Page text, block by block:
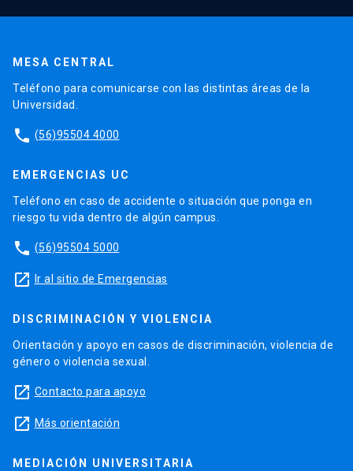
MESA CENTRAL
Teléfono para comunicarse con las distintas áreas de la
Universidad.
phone (56)95504 4000
EMERGENCIAS UC
Teléfono en caso de accidente o situación que ponga en
riesgo tu vida dentro de algún campus.
phone (56)95504 5000
launch Ir al sitio de Emergencias
DISCRIMINACIÓN Y VIOLENCIA
Orientación y apoyo en casos de discriminación, violencia de
género o violencia sexual.
launch Contacto para apoyo
launch Más orientación
MEDIACIÓN UNIVERSITARIA